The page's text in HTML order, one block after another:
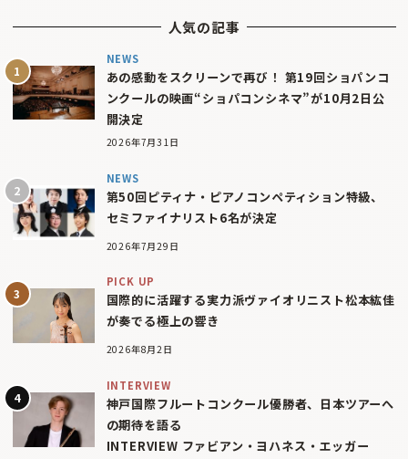
人気の記事
NEWS
あの感動をスクリーンで再び！ 第19回ショパンコ
ンクールの映画“ショパコンシネマ”が10月2日公
開決定
2026年7月31日
NEWS
第50回ピティナ・ピアノコンペティション特級、
セミファイナリスト6名が決定
2026年7月29日
PICK UP
国際的に活躍する実力派ヴァイオリニスト松本紘佳
が奏でる極上の響き
2026年8月2日
INTERVIEW
神戸国際フルートコンクール優勝者、日本ツアーへ
の期待を語る
INTERVIEW ファビアン・ヨハネス・エッガー